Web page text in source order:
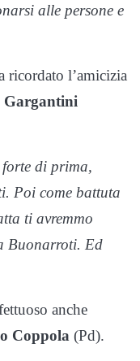
alle persone e
ricordato l’amicizia
Gargantini
forte di prima,
Poi come battuta
ti avremmo
Buonarroti. Ed
anche
Coppola (Pd).